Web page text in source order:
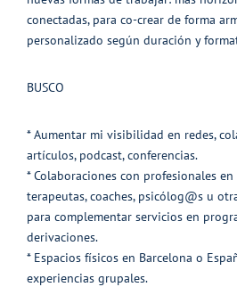
conectadas, para co-crear de forma
personalizado según duración y
BUSCO
* Aumentar mi visibilidad en redes,
artículos, podcast, conferencias.
* Colaboraciones con profesionales
terapeutas, coaches, psicólog@s u
para complementar servicios en
derivaciones.
* Espacios físicos en Barcelona o
experiencias grupales.